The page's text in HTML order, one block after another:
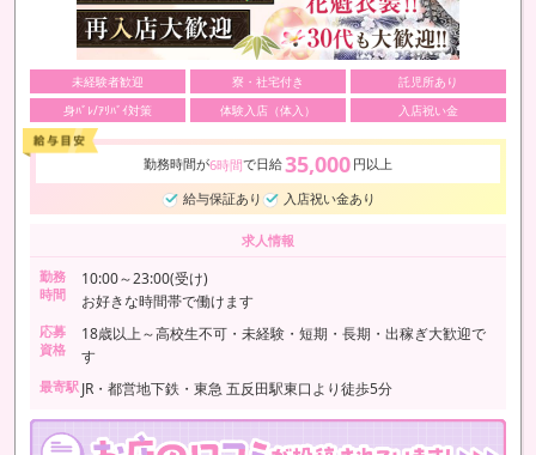
未経験者歓迎 寮・社宅付き
託児所あり
身ﾊﾞﾚ/ｱﾘﾊﾞｲ対策
体験入店（体入） 入店祝い金
勤務時間が6時間で日給35,000 円以上
給与保証あり
入店祝い金あり
求人情報
勤務
時間
10:00～23:00(受け)
お好きな時間帯で働けます
応募
資格
18歳以上～高校生不可・未経験・短期・長期・出稼ぎ大歓迎で
す
最寄駅 JR・都営地下鉄・東急 五反田駅東口より徒歩5分